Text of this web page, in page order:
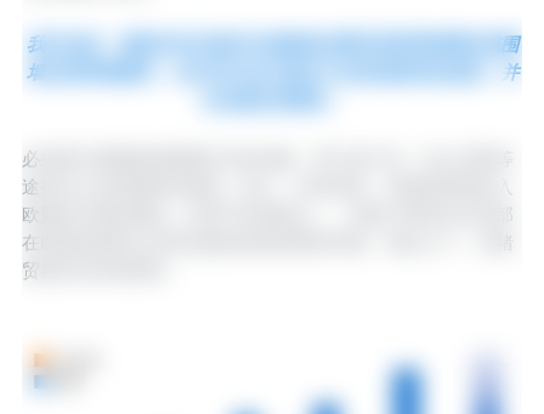
我们知道，最基本的生物安全措施是设置双层防野猪围栏或围
墙式防野猪围栏，但仍有许多农场由于这样或那样的原因，并
必须将非洲猪瘟病毒通过活体动物、受污染产品、海上贸易等
途径传入的风险降至最低。如今，庆幸的是，受感染野猪进入
欧盟的可能性极低。这其中的原因之一，得益于西班牙农业部
在欧盟层面禁止此类运输的值得称赞的举措。相比之下，活猪
贸易仍在持续增长。